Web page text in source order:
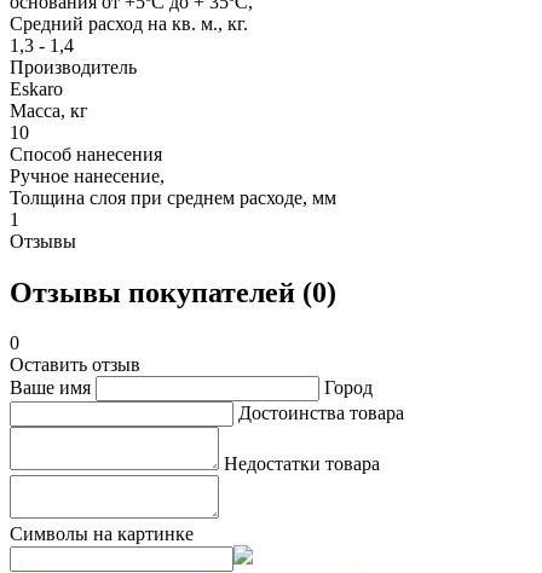
Средний расход на кв. м., кг.
1,3 - 1,4
Производитель
Eskaro
Масса, кг
10
Способ нанесения
Ручное нанесение,
Толщина слоя при среднем расходе, мм
1
Отзывы
Отзывы покупателей (0)
0
Оставить отзыв
Ваше имя
Город
Достоинства товара
Недостатки товара
Символы на картинке